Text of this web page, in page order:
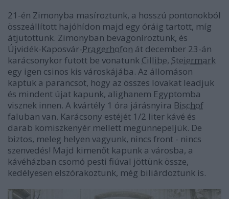
21-én Zimonyba masíroztunk, a hosszú pontonokból
összeállított hajóhídon majd egy óráig tartott, míg
átjutottunk. Zimonyban bevagoníroztunk, és
Újvidék-Kaposvár-Pragerhofon át december 23-án
karácsonykor futott be vonatunk Cillibe, Steiermark
egy igen csinos kis városkájába. Az állomáson
kaptuk a parancsot, hogy az összes lovakat leadjuk
és mindent újat kapunk, alighanem Egyptomba
visznek innen. A kvártély 1 óra járásnyira Bischof
faluban van. Karácsony estéjét 1/2 liter kávé és
darab komiszkenyér mellett megünnepeljük. De
biztos, meleg helyen vagyunk, nincs front - nincs
szenvedés! Majd kimenőt kapunk a városba, a
kávéházban csomó pesti fiúval jöttünk össze,
kedélyesen elszórakoztunk, még biliárdoztunk is.